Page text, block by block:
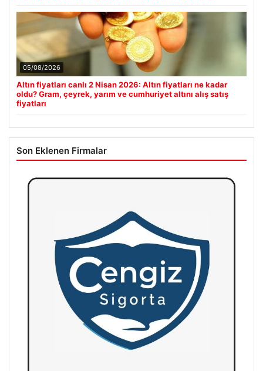
05/08/2026
Altın fiyatları canlı 2 Nisan 2026: Altın fiyatları ne kadar
oldu? Gram, çeyrek, yarım ve cumhuriyet altını alış satış
fiyatları
Son Eklenen Firmalar